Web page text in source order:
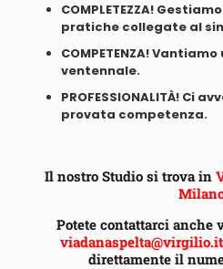
COMPLETEZZA!
pratiche collegate al
COMPETENZA!
ventennale.
PROFESSIONALITÀ! Ci
provata competenza.
Il nostro Studio si trova in
Potete contattarci anche
viadanaspelta@virgilio.it
direttamente il